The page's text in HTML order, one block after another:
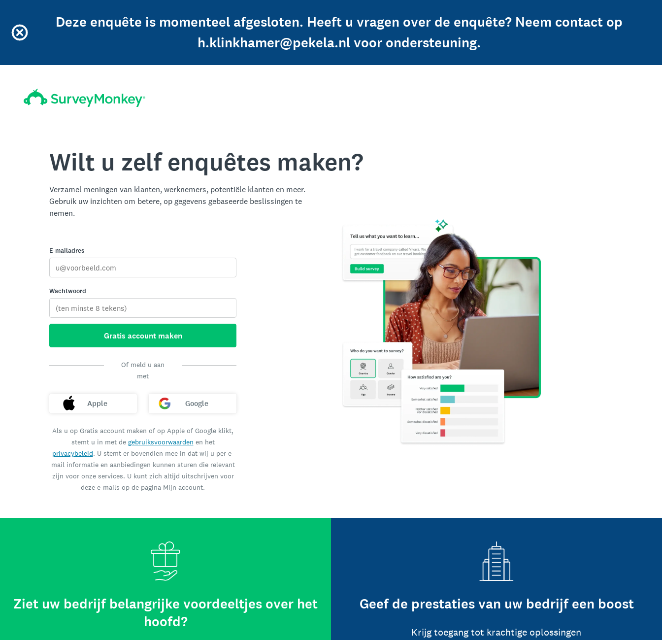
Deze enquête is momenteel afgesloten. Heeft u vragen over de enquête? Neem contact op
h.klinkhamer@pekela.nl voor ondersteuning.
Wilt u zelf enquêtes maken?
Verzamel meningen van klanten, werknemers, potentiële klanten en meer.
Gebruik uw inzichten om betere, op gegevens gebaseerde beslissingen te
nemen.
E-mailadres
Wachtwoord
Gratis account maken
Of meld u aan
met
Apple Google
Als u op Gratis account maken of op Apple of Google klikt,
stemt u in met de gebruiksvoorwaarden en het
privacybeleid. U stemt er bovendien mee in dat wij u per e-
mail informatie en aanbiedingen kunnen sturen die relevant
zijn voor onze services. U kunt zich altijd uitschrijven voor
deze e-mails op de pagina Mijn account.
Ziet uw bedrijf belangrijke voordeeltjes over het
hoofd?
Geef de prestaties van uw bedrijf een boost
Krijg toegang tot krachtige oplossingen